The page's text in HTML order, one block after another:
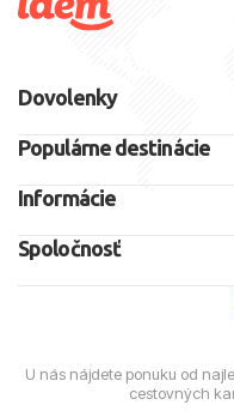
Dovolenky
Populárne destinácie
Informácie
Spoločnosť
U nás nájdete ponuku od
cestovných